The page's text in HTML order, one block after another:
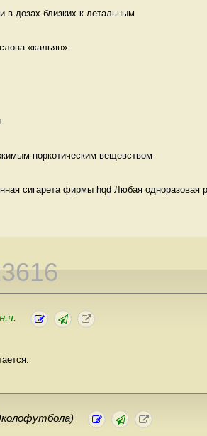
в дозах близких к летальным
«кальян»
норкотическим вещевством
сигарета фирмы hqd Любая одноразовая